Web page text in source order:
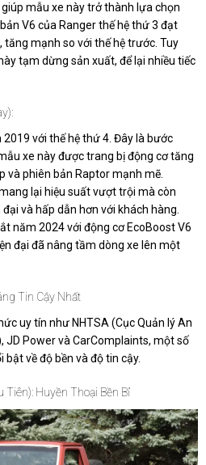
mẫu xe này trở thành lựa chọn
V6 của Ranger thế hệ thứ 3 đạt
mạnh so với thế hệ trước. Tuy
tạm dừng sản xuất, để lại nhiều tiếc
với thế hệ thứ 4. Đây là bước
xe này được trang bị động cơ tăng
và phiên bản Raptor mạnh mẽ.
lại hiệu suất vượt trội mà còn
và hấp dẫn hơn với khách hàng.
năm 2024 với động cơ EcoBoost V6
đại đã nâng tầm dòng xe lên một
Tin Cậy Nhất
uy tín như NHTSA (Cục Quản lý An
JD Power và CarComplaints, một số
về độ bền và độ tin cậy.
Huyền Thoại Bền Bỉ